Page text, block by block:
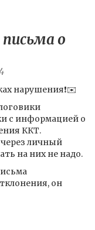
о
нарушения❗️✉️
с информацией о
ККТ.
личный
на них не надо.
он